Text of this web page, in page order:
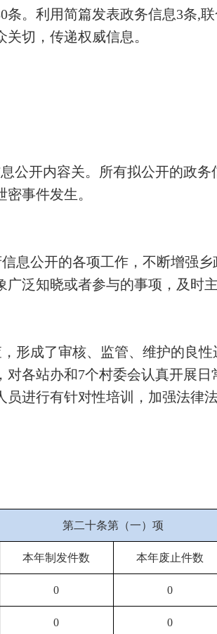
。利用简篇发表政务信息3条,
切，传递权威信息。
公开内容关。所有拟公开的政
事件发生。
息公开的各项工作，不断增强
泛知晓或者参与的事项，及时主
形成了审核、监管、维护的良
各站办和7个村委会认真开展日
进行有针对性培训，加强法律
第二十条第（一）项
本年制发件数 本年废止件数
0 0
0 0